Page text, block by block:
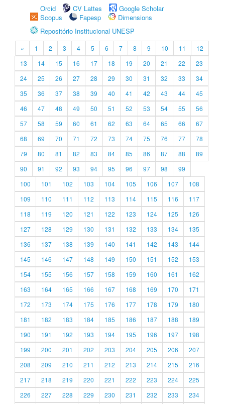
Orcid
CV Lattes
Google Scholar
Scopus
Fapesp
Dimensions
Repositório Institucional UNESP
« 1 2 3 4 5 6 7 8 9 10 11
12
13
14 15 16 17 18 19 20 21 22
23
24
25 26 27 28 29 30 31 32 33
34
35
36 37 38 39 40 41 42 43 44
45
46
47 48 49 50 51 52 53 54 55
56
57
58 59 60 61 62 63 64 65 66
67
68
69 70 71 72 73 74 75 76 77
78
79
80 81 82 83 84 85 86 87 88
89
90
91 92 93 94 95 96 97 98
99
100
101 102 103 104 105 106 107
108
109
110 111 112 113 114 115 116
117
118
119 120 121 122 123 124 125
126
127
128 129 130 131 132 133 134
135
136
137 138 139 140 141 142 143
144
145
146 147 148 149 150 151 152
153
154
155 156 157 158 159 160 161
162
163
164 165 166 167 168 169 170
171
172
173 174 175 176 177 178 179
180
181
182 183 184 185 186 187 188
189
190
191 192 193 194 195 196 197
198
199
200 201 202 203 204 205 206
207
208
209 210 211 212 213 214 215
216
217
218 219 220 221 222 223 224
225
226
227 228 229 230 231 232 233
234